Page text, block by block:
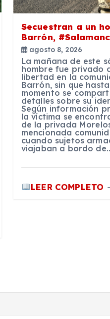
Secuestran a un
Barrón,
agosto 8, 2026
La mañana de este
hombre fue privado
libertad en la
Barrón, sin que
momento se
detalles sobre su
Según información
la víctima se
de la privada
mencionada
cuando sujetos
viajaban a bordo
LEER COMPLETO